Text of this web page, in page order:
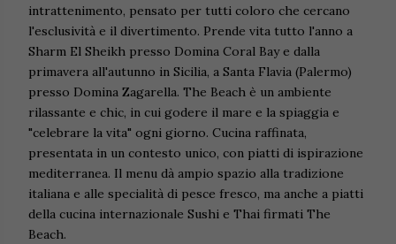
intrattenimento, pensato per tutti coloro che cercano
l'esclusività e il divertimento. Prende vita tutto l'anno a
Sharm El Sheikh presso Domina Coral Bay e dalla
primavera all'autunno in Sicilia, a Santa Flavia (Palermo)
presso Domina Zagarella. The Beach è un ambiente
rilassante e chic, in cui godere il mare e la spiaggia e
"celebrare la vita" ogni giorno. Cucina raffinata,
presentata in un contesto unico, con piatti di ispirazione
mediterranea. Il menu dà ampio spazio alla tradizione
italiana e alle specialità di pesce fresco, ma anche a piatti
della cucina internazionale Sushi e Thai firmati The
Beach.